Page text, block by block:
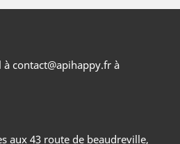
contact@apihappy.fr à
aux 43 route de beaudreville,